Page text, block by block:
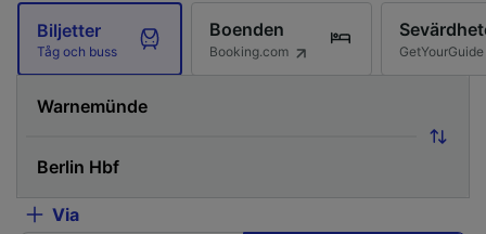
Biljetter
Tåg och buss
Boenden
Booking.com GetYourGuide
Via